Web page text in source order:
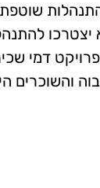
מליווי ישראלי
דמי
והשוכרים